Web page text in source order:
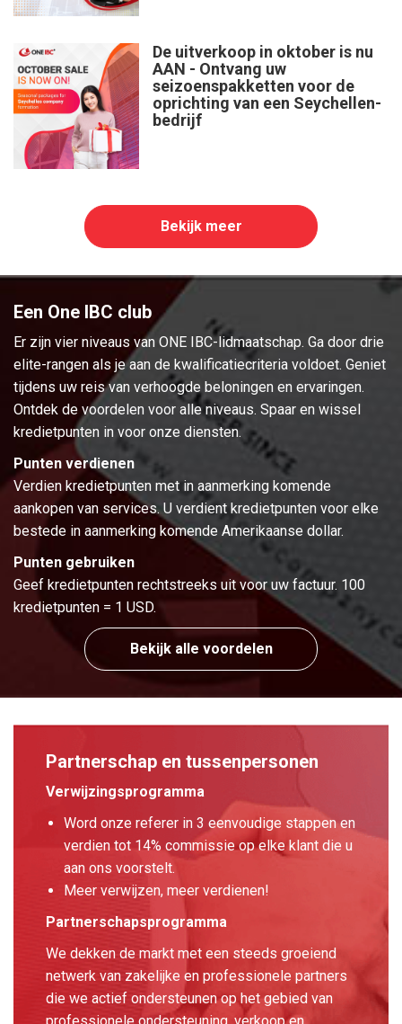
De uitverkoop in oktober is nu
AAN - Ontvang uw
seizoenspakketten voor de
oprichting van een Seychellen-
bedrijf
Bekijk meer
Een One IBC club
Er zijn vier niveaus van ONE IBC-lidmaatschap. Ga door drie
elite-rangen als je aan de kwalificatiecriteria voldoet. Geniet
tijdens uw reis van verhoogde beloningen en ervaringen.
Ontdek de voordelen voor alle niveaus. Spaar en wissel
kredietpunten in voor onze diensten.
Punten verdienen
Verdien kredietpunten met in aanmerking komende
aankopen van services. U verdient kredietpunten voor elke
bestede in aanmerking komende Amerikaanse dollar.
Punten gebruiken
Geef kredietpunten rechtstreeks uit voor uw factuur. 100
kredietpunten = 1 USD.
Bekijk alle voordelen
Partnerschap en tussenpersonen
Verwijzingsprogramma
Word onze referer in 3 eenvoudige stappen en
verdien tot 14% commissie op elke klant die u
aan ons voorstelt.
Meer verwijzen, meer verdienen!
Partnerschapsprogramma
We dekken de markt met een steeds groeiend
netwerk van zakelijke en professionele partners
die we actief ondersteunen op het gebied van